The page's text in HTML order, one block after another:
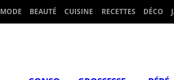
MODE BEAUTÉ CUISINE RECETTES DÉCO